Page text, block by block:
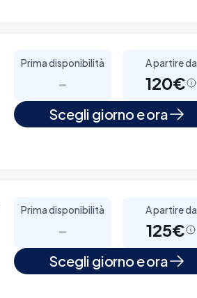
Prima disponibilità
-
A partire da
120€
Scegli giorno e ora
Prima disponibilità
-
A partire da
125€
Scegli giorno e ora